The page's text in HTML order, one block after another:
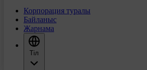
Корпорация туралы
Байланыс
Жарнама
Тіл